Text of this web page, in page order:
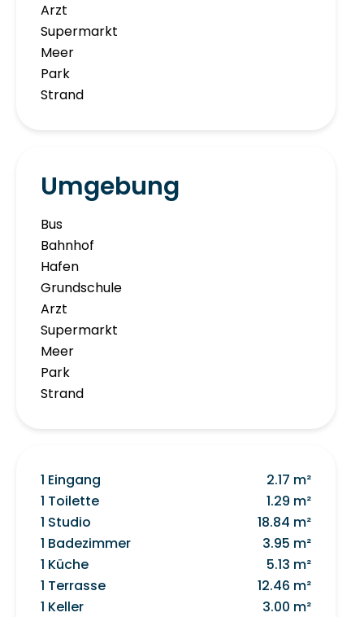
Arzt
Supermarkt
Meer
Park
Strand
Umgebung
Bus
Bahnhof
Hafen
Grundschule
Arzt
Supermarkt
Meer
Park
Strand
1 Eingang
2.17 m²
1 Toilette
1.29 m²
1 Studio
18.84 m²
1 Badezimmer
3.95 m²
1 Küche
5.13 m²
1 Terrasse
12.46 m²
1 Keller
3.00 m²